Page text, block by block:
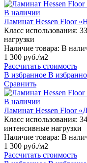
В наличии
Ламинат Hessen Floor
Класс использования:
нагрузки
Наличие товара: В
1 300 руб./м2
Рассчитать стоимость
В избранное В
Сравнить
В наличии
Ламинат Hessen Floor
Класс использования:
интенсивные нагрузки
Наличие товара: В
1 300 руб./м2
Рассчитать стоимость